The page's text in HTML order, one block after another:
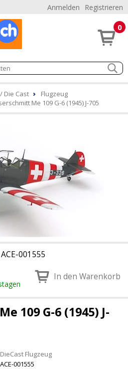
Anmelden Registrieren
0
Die Cast
Flugzeug
Me 109 G-6 (1945) J-705
ACE-001555
In den Warenkorb
109 G-6 (1945) J-
DieCast Flugzeug
ACE-001555